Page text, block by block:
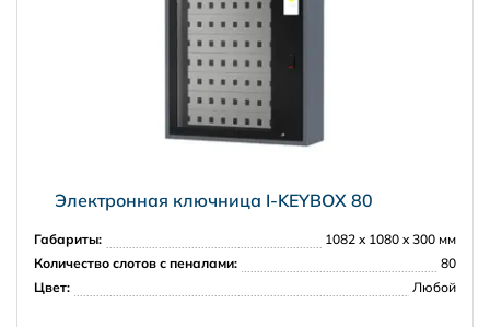
Электронная ключница I-KEYBOX 80
Габариты:
1082 x 1080 x 300 мм
Количество слотов с пеналами:
80
Цвет:
Любой